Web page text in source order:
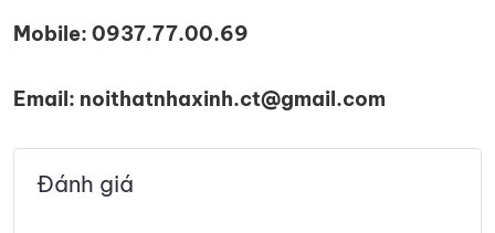
Mobile: 0937.77.00.69
Email: noithatnhaxinh.ct@gmail.com
Đánh giá